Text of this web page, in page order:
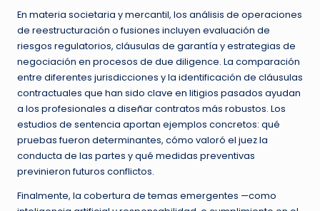
En materia societaria y mercantil, los análisis de operaciones
de reestructuración o fusiones incluyen evaluación de
riesgos regulatorios, cláusulas de garantía y estrategias de
negociación en procesos de due diligence. La comparación
entre diferentes jurisdicciones y la identificación de cláusulas
contractuales que han sido clave en litigios pasados ayudan
a los profesionales a diseñar contratos más robustos. Los
estudios de sentencia aportan ejemplos concretos: qué
pruebas fueron determinantes, cómo valoró el juez la
conducta de las partes y qué medidas preventivas
previnieron futuros conflictos.
Finalmente, la cobertura de temas emergentes —como